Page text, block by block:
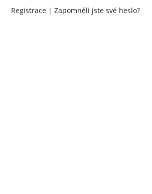
Registrace | Zapomněli jste své heslo?